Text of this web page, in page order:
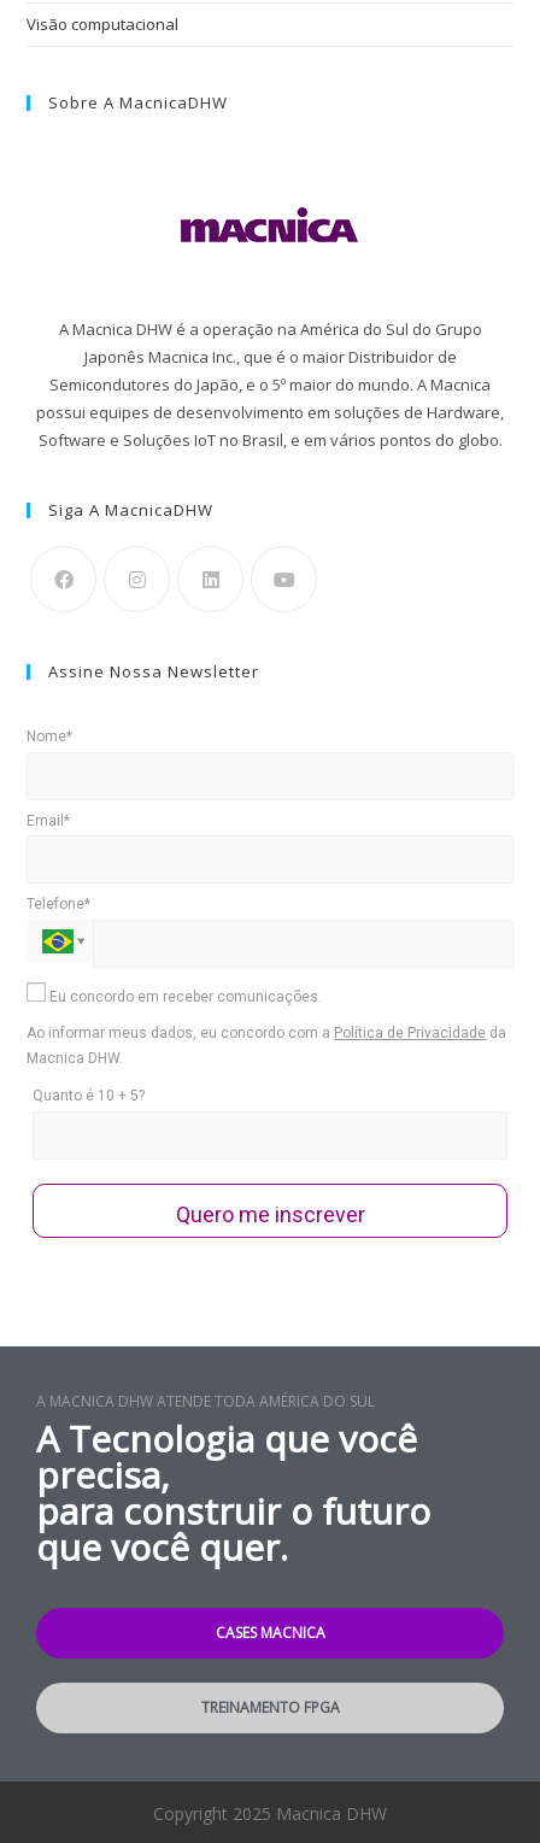
Visão computacional
Sobre A MacnicaDHW
A Macnica DHW é a operação na América do Sul do Grupo
Japonês Macnica Inc., que é o maior Distribuidor de
Semicondutores do Japão, e o 5º maior do mundo. A Macnica
possui equipes de desenvolvimento em soluções de Hardware,
Software e Soluções IoT no Brasil, e em vários pontos do globo.
Siga A MacnicaDHW
Assine Nossa Newsletter
Nome*
Email*
Telefone*
Eu concordo em receber comunicações.
Ao informar meus dados, eu concordo com a Política de Privacidade da
Macnica DHW.
Quanto é 10 + 5?
Quero me inscrever
A MACNICA DHW ATENDE TODA AMÉRICA DO SUL
A Tecnologia que você
precisa,
para construir o futuro
que você quer.
CASES MACNICA
TREINAMENTO FPGA
Copyright 2025 Macnica DHW